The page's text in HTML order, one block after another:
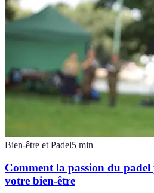
Bien-être et Padel5 min
Comment la passion du
votre bien-être